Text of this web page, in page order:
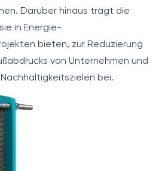
Darüber hinaus trägt die
in Energie-
bieten, zur Reduzierung
von Unternehmen und
bei.